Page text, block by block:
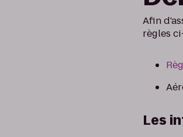
Afin
règles
Les